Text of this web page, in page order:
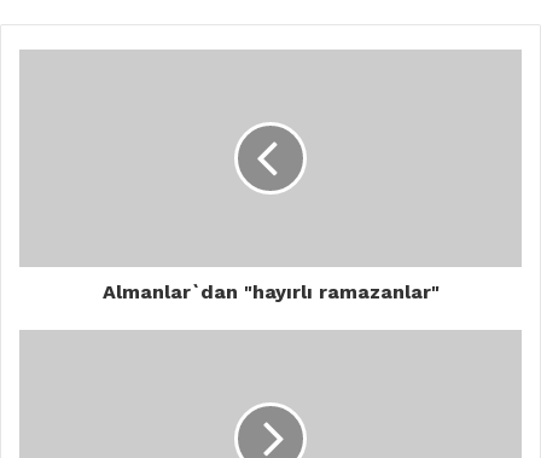
Almanlar`dan "hayırlı ramazanlar"